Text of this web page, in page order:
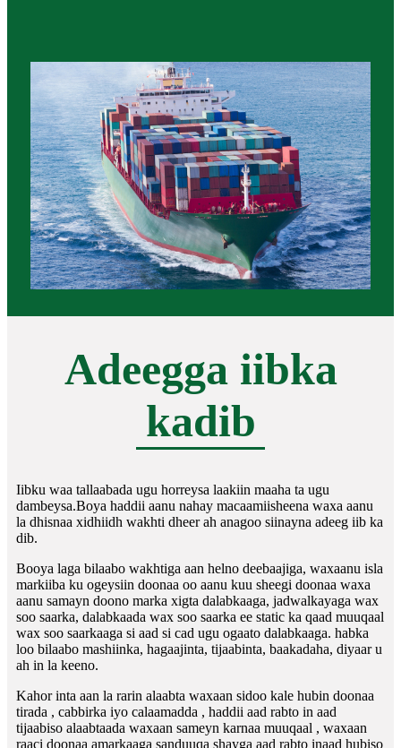
Adeegga iibka
kadib
Iibku waa tallaabada ugu horreysa laakiin maaha ta ugu
dambeysa.Boya haddii aanu nahay macaamiisheena waxa aanu
la dhisnaa xidhiidh wakhti dheer ah anagoo siinayna adeeg iib ka
dib.
Booya laga bilaabo wakhtiga aan helno deebaajiga, waxaanu isla
markiiba ku ogeysiin doonaa oo aanu kuu sheegi doonaa waxa
aanu samayn doono marka xigta dalabkaaga, jadwalkayaga wax
soo saarka, dalabkaada wax soo saarka ee static ka qaad muuqaal
wax soo saarkaaga si aad si cad ugu ogaato dalabkaaga. habka
loo bilaabo mashiinka, hagaajinta, tijaabinta, baakadaha, diyaar u
ah in la keeno.
Kahor inta aan la rarin alaabta waxaan sidoo kale hubin doonaa
tirada , cabbirka iyo calaamadda , haddii aad rabto in aad
tijaabiso alaabtaada waxaan sameyn karnaa muuqaal , waxaan
raaci doonaa amarkaaga sanduuqa shayga aad rabto inaad hubiso